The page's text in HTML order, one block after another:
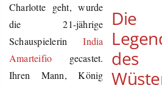
Charlotte geht, wurde
die 21-jährige
SchauspielerinIndia
Amarteifio gecastet.
Ihren Mann, König
Die
des